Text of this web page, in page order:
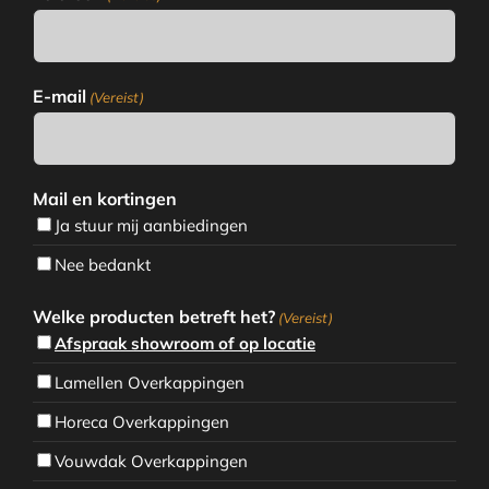
E-mail (Vereist)
Mail en kortingen
Ja stuur mij aanbiedingen
Nee bedankt
Welke producten betreft het? (Vereist)
Afspraak showroom of op locatie
Lamellen Overkappingen
Horeca Overkappingen
Vouwdak Overkappingen